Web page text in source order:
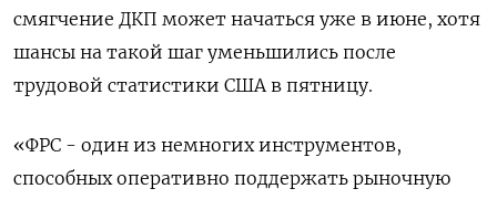
смягчение ДКП может начаться уже в июне, хотя
шансы на такой шаг уменьшились после
трудовой статистики США в пятницу.
«ФРС - один из немногих инструментов,
способных оперативно поддержать рыночную